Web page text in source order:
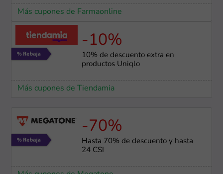
Más cupones de Farmaonline
-10%
10% de descuento extra en
productos Uniqlo
Más cupones de Tiendamia
-70%
Hasta 70% de descuento y hasta
24 CSI